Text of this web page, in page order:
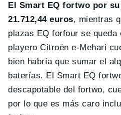
El Smart EQ fortwo por
21.712,44 euros, mientras
plazas EQ forfour se queda
playero Citroën e-Mehari
bien habría que sumar el
baterías. El Smart EQ
descapotable del fortwo,
por lo que es más caro